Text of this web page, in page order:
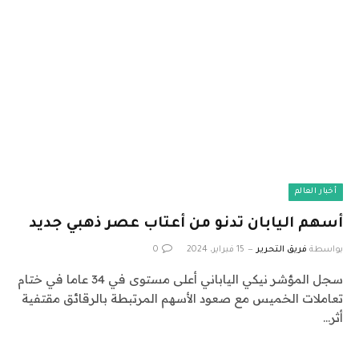
أخبار العالم
أسهم اليابان تدنو من أعتاب عصر ذهبي جديد
بواسطة فريق التحرير 15 فبراير، 2024 0
سجل المؤشر نيكي الياباني أعلى مستوى في 34 عاما في ختام
تعاملات الخميس مع صعود الأسهم المرتبطة بالرقائق مقتفية
أثر…